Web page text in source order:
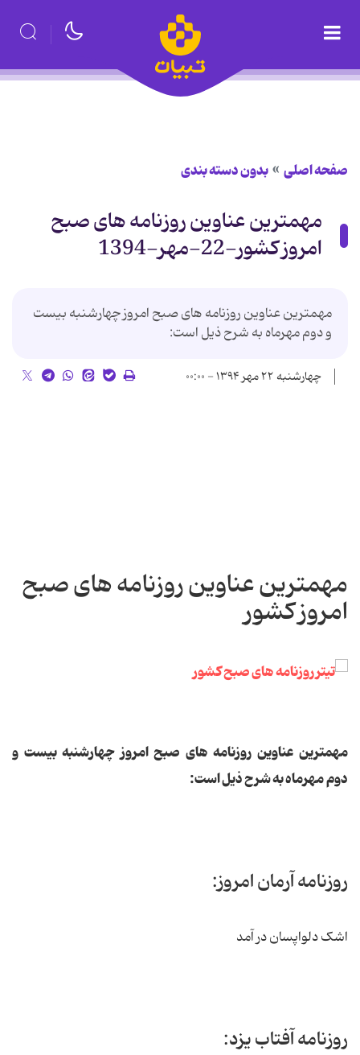
صفحه اصلی بدون دسته بندی
مهمترین عناوین روزنامه های صبح
امروز کشور-22-مهر-1394
مهمترین عناوین روزنامه های صبح امروز چهارشنبه بیست
و دوم مهرماه به شرح ذیل است:
چهارشنبه ۲۲ مهر ۱۳۹۴ - ۰۰:۰۰
مهمترین عناوین روزنامه های صبح
امروز کشور
مهمترین عناوین روزنامه های صبح امروز چهارشنبه بیست و
دوم مهرماه به شرح ذیل است:
روزنامه آرمان امروز:
اشک دلواپسان در آمد
روزنامه آفتاب یزد: